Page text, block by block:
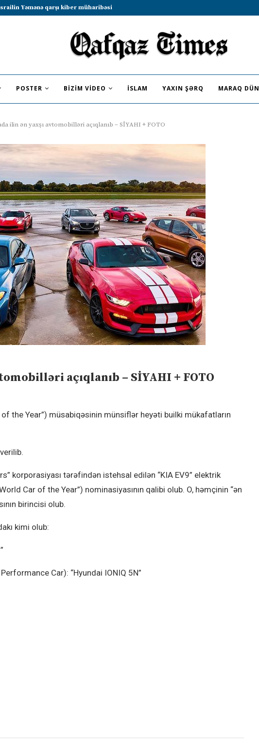
Rusiya–Ərəb sammitində iştirak etməyə dəvət...
POSTER BIZIM VIDEO İSLAM YAXIN ŞƏRQ MARAQ
ilin ən yaxşı avtomobilləri açıqlanıb – SİYAHI + FOTO
açıqlanıb – SİYAHI + FOTO
the Year”) müsabiqəsinin münsiflər heyəti builki mükafatların
korporasiyası tərəfindən istehsal edilən “KIA EV9” elektrik
Car of the Year”) nominasiyasının qalibi olub. O, həmçinin “ən
birincisi olub.
kimi olub:
Car): “Hyundai IONIQ 5N”